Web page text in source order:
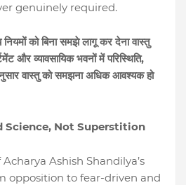
genuinely required.
नियमों को बिना समझे लागू कर देना वास्तु
और व्यावसायिक भवनों में परिस्थिति,
वास्तु को समझना अधिक आवश्यक हो
Science, Not Superstition
Ashish Shandilya’s
opposition to fear-driven and